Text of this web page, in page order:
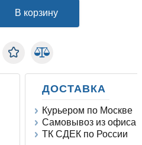
В корзину
ДОСТАВКА
Курьером по Москве
Самовывоз из офиса
ТК СДЕК по России